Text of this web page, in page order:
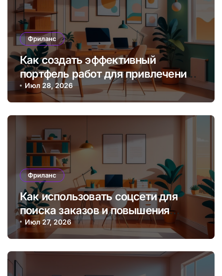
Фриланс
Как создать эффективный
портфель работ для привлечения
клиентов на фрилансе онлайн?
Июл 28, 2026
Фриланс
Как использовать соцсети для
поиска заказов и повышения
дохода фрилансера
Июл 27, 2026